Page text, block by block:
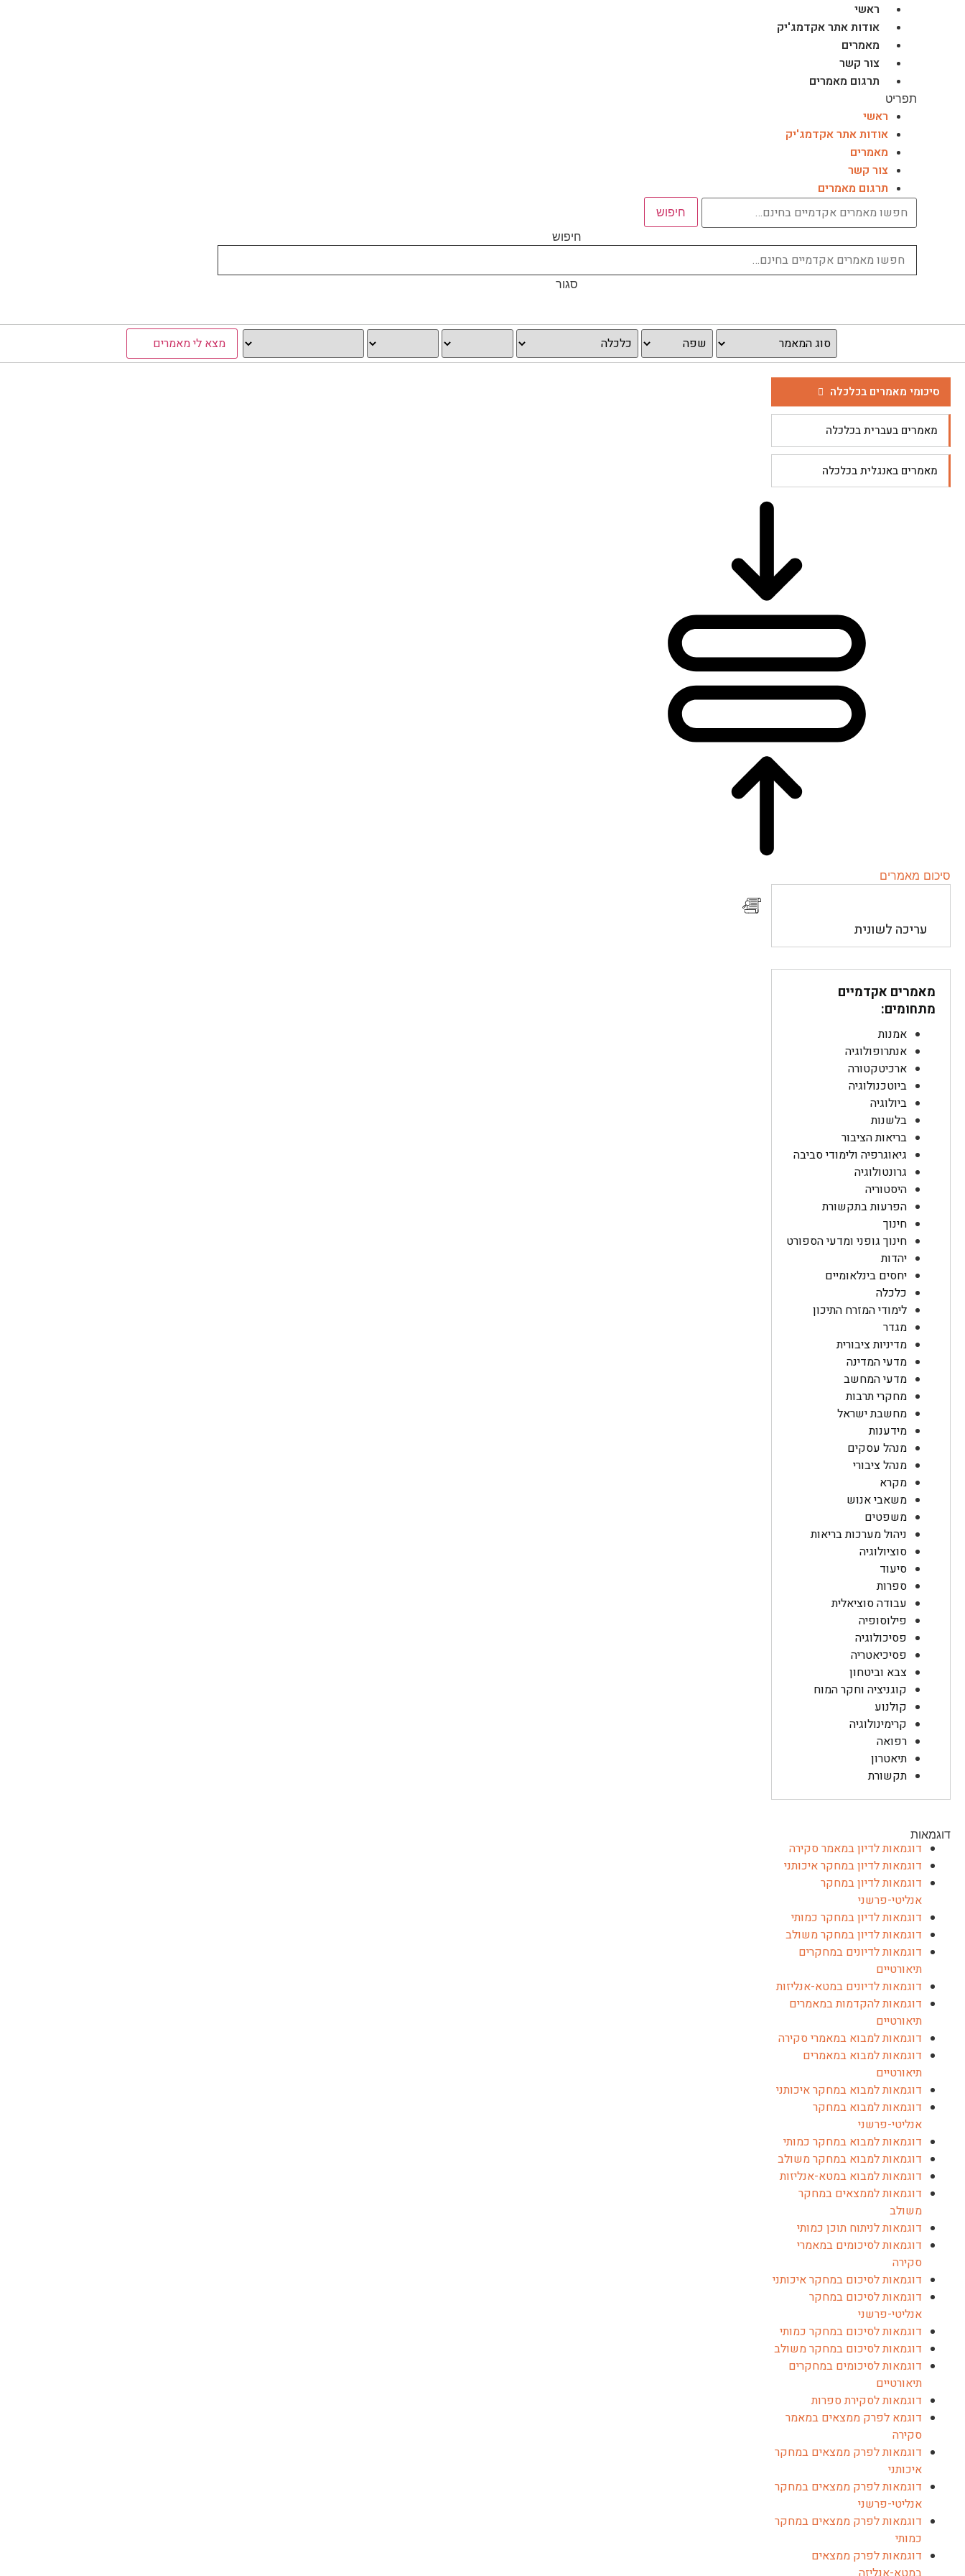
ראשי
אודות אתר אקדמג'יק
מאמרים
צור קשר
תרגום מאמרים
תפריט
ראשי
אודות אתר אקדמג'יק
מאמרים
צור קשר
תרגום מאמרים
חיפוש
חיפוש
סגור
סיכומי מאמרים בכלכלה
מאמרים בעברית בכלכלה
מאמרים באנגלית בכלכלה
סיכום מאמרים
עריכה לשונית
מאמרים אקדמיים
מתחומים:
אמנות
אנתרופולוגיה
ארכיטקטורה
ביוטכנולוגיה
ביולוגיה
בלשנות
בריאות הציבור
גיאוגרפיה ולימודי סביבה
גרונטולוגיה
היסטוריה
הפרעות בתקשורת
חינוך
חינוך גופני ומדעי הספורט
יהדות
יחסים בינלאומיים
כלכלה
לימודי המזרח התיכון
מגדר
מדיניות ציבורית
מדעי המדינה
מדעי המחשב
מחקרי תרבות
מחשבת ישראל
מידענות
מנהל עסקים
מנהל ציבורי
מקרא
משאבי אנוש
משפטים
ניהול מערכות בריאות
סוציולוגיה
סיעוד
ספרות
עבודה סוציאלית
פילוסופיה
פסיכולוגיה
פסיכיאטריה
צבא וביטחון
קוגניציה וחקר המוח
קולנוע
קרימינולוגיה
רפואה
תיאטרון
תקשורת
דוגמאות
דוגמאות לדיון במאמר סקירה
דוגמאות לדיון במחקר איכותני
דוגמאות לדיון במחקר
אנליטי-פרשני
דוגמאות לדיון במחקר כמותי
דוגמאות לדיון במחקר משולב
דוגמאות לדיונים במחקרים
תיאורטיים
דוגמאות לדיונים במטא-אנליזות
דוגמאות להקדמות במאמרים
תיאורטיים
דוגמאות למבוא במאמרי סקירה
דוגמאות למבוא במאמרים
תיאורטיים
דוגמאות למבוא במחקר איכותני
דוגמאות למבוא במחקר
אנליטי-פרשני
דוגמאות למבוא במחקר כמותי
דוגמאות למבוא במחקר משולב
דוגמאות למבוא במטא-אנליזות
דוגמאות לממצאים במחקר
משולב
דוגמאות לניתוח תוכן כמותי
דוגמאות לסיכומים במאמרי
סקירה
דוגמאות לסיכום במחקר איכותני
דוגמאות לסיכום במחקר
אנליטי-פרשני
דוגמאות לסיכום במחקר כמותי
דוגמאות לסיכום במחקר משולב
דוגמאות לסיכומים במחקרים
תיאורטיים
דוגמאות לסקירת ספרות
דוגמא לפרק ממצאים במאמר
סקירה
דוגמאות לפרק ממצאים במחקר
איכותני
דוגמאות לפרק ממצאים במחקר
אנליטי-פרשני
דוגמאות לפרק ממצאים במחקר
כמותי
דוגמאות לפרק ממצאים